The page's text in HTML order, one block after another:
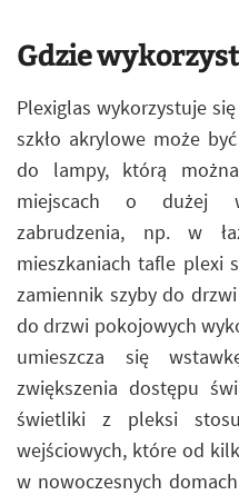
Gdzie
Plexiglas wykorzystuje
szkło akrylowe może
do lampy, którą
miejscach o dużej
zabrudzenia, np. w
mieszkaniach tafle plexi
zamiennik szyby do
do drzwi pokojowych
umieszcza się
zwiększenia dostępu
świetliki z pleksi
wejściowych, które od
w nowoczesnych